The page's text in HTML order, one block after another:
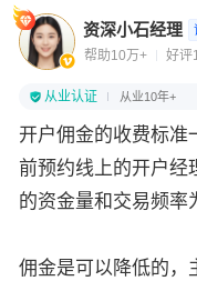
资深小石经理
帮助10万+ 好评
从业认证 从业10年+
开户佣金的收费标准
前预约线上的开户经
的资金量和交易频率
佣金是可以降低的，